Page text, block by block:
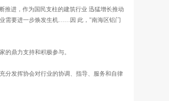
进，作为国民支柱的建筑行业 迅猛增长推动
需要进一步焕发生机……因 此，"南海区铝门
鼎力支持和积极参与。
分发挥协会对行业的协调、指导、服务和自律